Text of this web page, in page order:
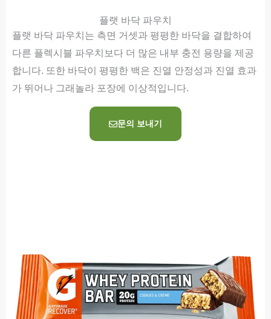
플랫 바닥 파우치
플랫 바닥 파우치는 측면 거셋과 평평한 바닥을 결합하여
다른 플렉시블 파우치보다 더 많은 내부 충전 용량을 제공
합니다. 또한 바닥이 평평한 백은 진열 안정성과 진열 효과
가 뛰어나 그래놀라 포장에 이상적입니다.
문의 보내기